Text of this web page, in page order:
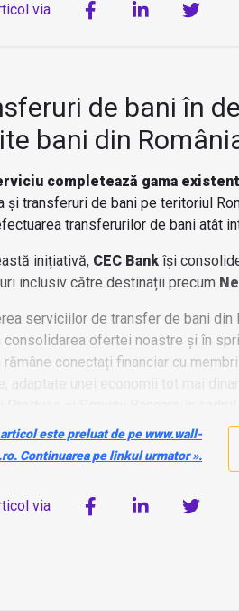
via
de bani în
bani din
completează gama
și transferuri de bani pe teritoriul
transferurilor de bani atât
inițiativă, CEC Bank își
inclusiv către destinații precum
serviciilor de transfer de bani
ofertei noastre și în
rămâne conectați financiar cu
este preluat de pe www.wall-
Continuarea pe linkul urmator ».
via